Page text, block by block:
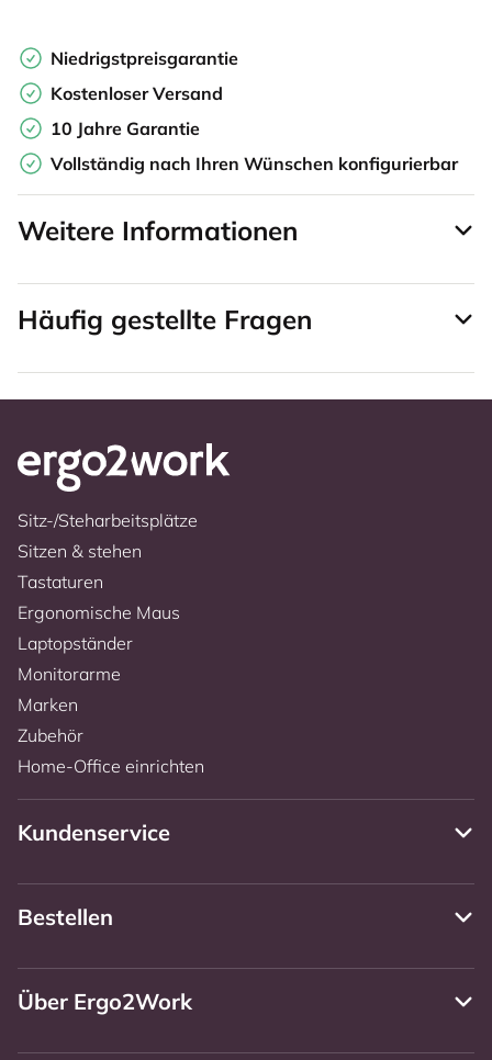
Niedrigstpreisgarantie
Kostenloser Versand
10 Jahre Garantie
Vollständig nach Ihren Wünschen konfigurierbar
Weitere Informationen
Häufig gestellte Fragen
Sitz-/Steharbeitsplätze
Sitzen & stehen
Tastaturen
Ergonomische Maus
Laptopständer
Monitorarme
Marken
Zubehör
Home-Office einrichten
Kundenservice
Bestellen
Über Ergo2Work